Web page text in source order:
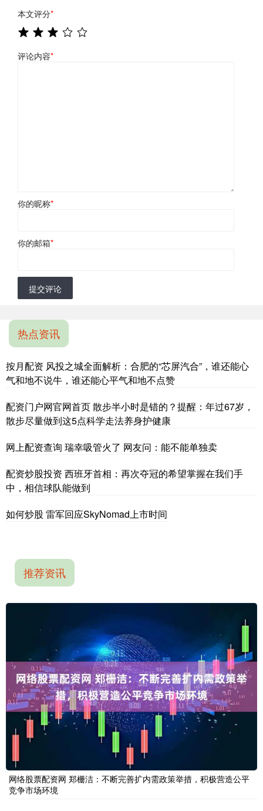
本文评分*
评论内容*
你的昵称*
你的邮箱*
提交评论
热点资讯
按月配资 风投之城全面解析：合肥的“芯屏汽合”，谁还能心
气和地不说牛，谁还能心平气和地不点赞
配资门户网官网首页 散步半小时是错的？提醒：年过67岁，
散步尽量做到这5点科学走法养身护健康
网上配资查询 瑞幸吸管火了 网友问：能不能单独卖
配资炒股投资 西班牙首相：再次夺冠的希望掌握在我们手
中，相信球队能做到
如何炒股 雷军回应SkyNomad上市时间
推荐资讯
网络股票配资网 郑栅洁：不断完善扩内需政策举措，积极营造公平
竞争市场环境